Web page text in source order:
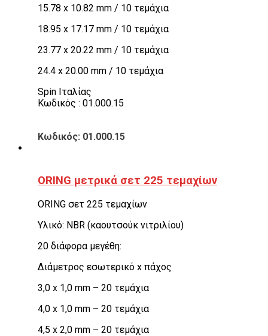
15.78 x 10.82 mm / 10 τεμάχια
18.95 x 17.17 mm / 10 τεμάχια
23.77 x 20.22 mm / 10 τεμάχια
24.4 x 20.00 mm / 10 τεμάχια
Spin Ιταλίας
Κωδικός : 01.000.15
Κωδικός: 01.000.15
ORING μετρικά σετ 225 τεμαχίων
ORING σετ 225 τεμαχίων
Υλικό: NBR (καουτσούκ νιτριλίου)
20 διάφορα μεγέθη:
Διάμετρος εσωτερικό x πάχος
3,0 x 1,0 mm – 20 τεμάχια
4,0 x 1,0 mm – 20 τεμάχια
4,5 x 2,0 mm – 20 τεμάχια